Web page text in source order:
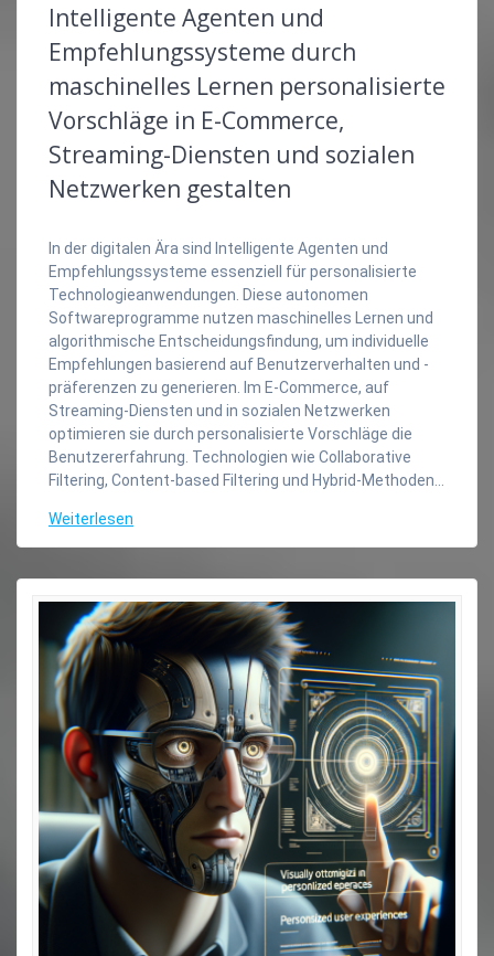
Intelligente Agenten und
Empfehlungssysteme durch
maschinelles Lernen personalisierte
Vorschläge in E-Commerce,
Streaming-Diensten und sozialen
Netzwerken gestalten
In der digitalen Ära sind Intelligente Agenten und
Empfehlungssysteme essenziell für personalisierte
Technologieanwendungen. Diese autonomen
Softwareprogramme nutzen maschinelles Lernen und
algorithmische Entscheidungsfindung, um individuelle
Empfehlungen basierend auf Benutzerverhalten und -
präferenzen zu generieren. Im E-Commerce, auf
Streaming-Diensten und in sozialen Netzwerken
optimieren sie durch personalisierte Vorschläge die
Benutzererfahrung. Technologien wie Collaborative
Filtering, Content-based Filtering und Hybrid-Methoden…
Weiterlesen